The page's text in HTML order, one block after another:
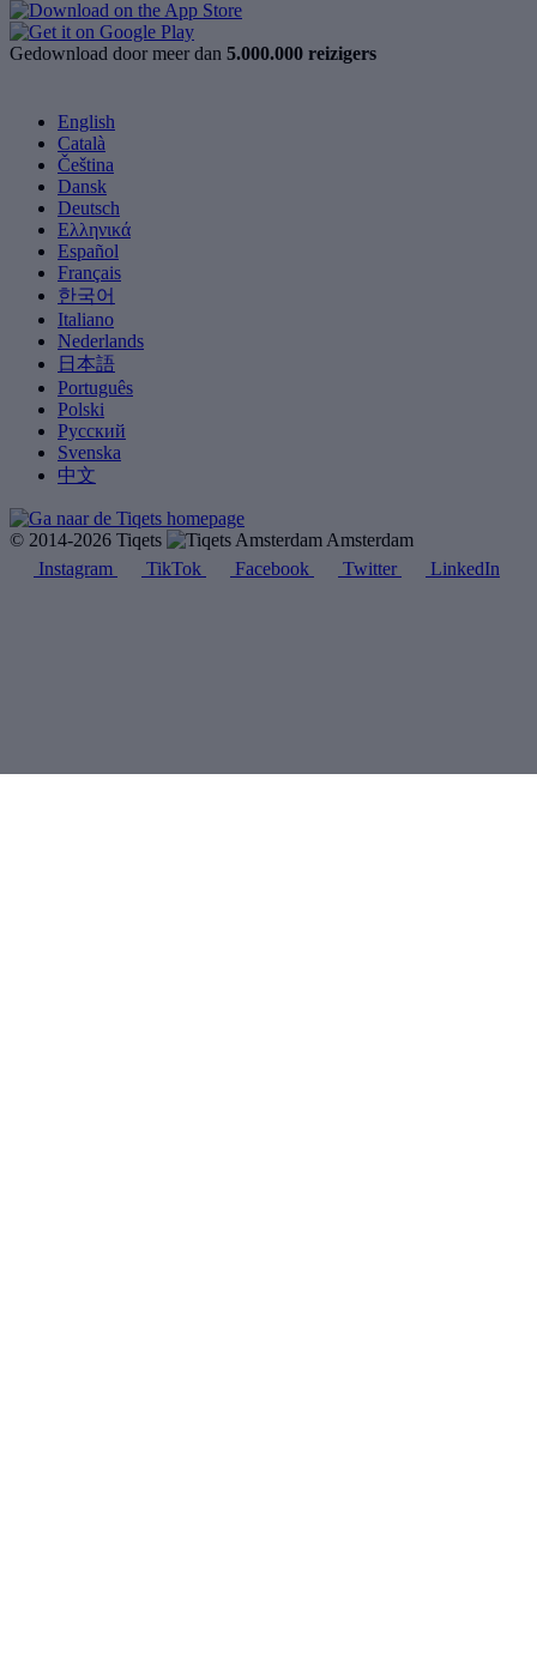
Gedownload door meer dan 5.000.000 reizigers
English
Català
Čeština
Dansk
Deutsch
Ελληνικά
Español
Français
한국어
Italiano
Nederlands
日本語
Português
Polski
Русский
Svenska
中文
© 2014-2026 Tiqets
Amsterdam
Instagram
TikTok Facebook Twitter LinkedIn